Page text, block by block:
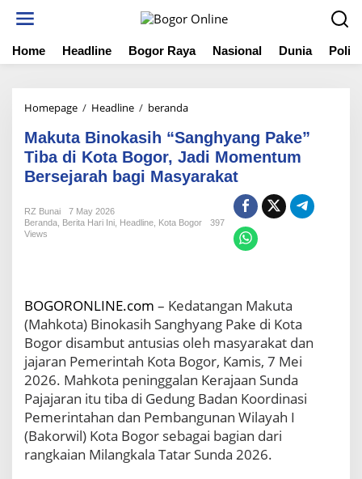
t
Home Headline Bogor Raya Nasional Dunia
Homepage / Headline / beranda
k
u
a
n
i
h
"
a
n
g
h
y
a
Makuta Binokasih “Sanghyang Pake”
Tiba di Kota Bogor, Jadi Momentum
Bersejarah bagi Masyarakat
RZ Bunai
7 May 2026
Beranda Berita Hari Ini Headline Kota Bogor
397
Views
BOGORONLINE.com – Kedatangan Makuta
(Mahkota) Binokasih Sanghyang Pake di Kota
Bogor disambut antusias oleh masyarakat dan
jajaran Pemerintah Kota Bogor, Kamis, 7 Mei
2026. Mahkota peninggalan Kerajaan Sunda
Pajajaran itu tiba di Gedung Badan Koordinasi
Pemerintahan dan Pembangunan Wilayah I
(Bakorwil) Kota Bogor sebagai bagian dari
rangkaian Milangkala Tatar Sunda 2026.